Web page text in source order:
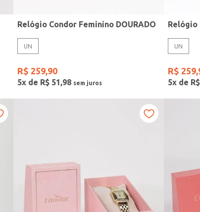
Relógio Condor Feminino DOURADO
UN
R$ 259,90
5x de R$ 51,98
UN
R$ 259,
5x de R$